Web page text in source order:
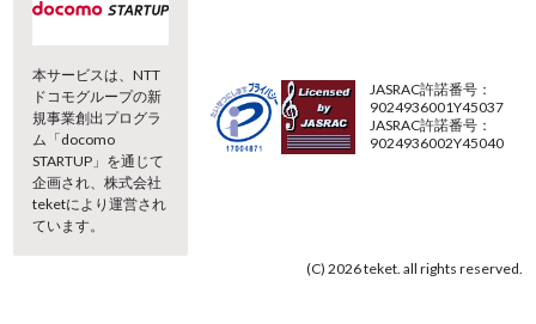
本サービスは、NTT
ドコモグループの新
規事業創出プログラ
ム「docomo
STARTUP」を通じて
企画され、株式会社
teketにより運営され
ています。
JASRAC許諾番号：
9024936001Y45037
JASRAC許諾番号：
9024936002Y45040
(C) 2026 teket. all rights reserved.